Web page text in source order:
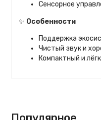
Сенсорное
✨ Особенности
Поддержка
Чистый звук и
Компактный и